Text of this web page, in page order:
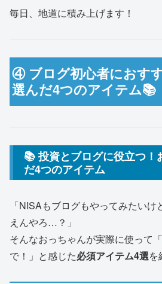
毎日、地道に積み上げます！
④ ブログ初心者におす
選んだ4つのアイテム📚
📚 投資とブログに役立つ！
だ4つのアイテム
「NISAもブログもやってみたいけ
えんやろ…？」
そんなおっちゃんが実際に使って
で！」と感じた必須アイテム4選を